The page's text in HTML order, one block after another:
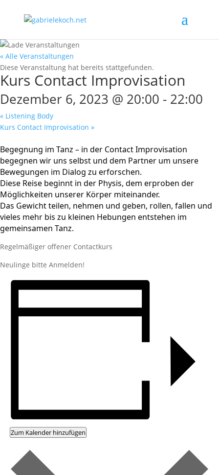
« Alle Veranstaltungen
Diese Veranstaltung hat bereits stattgefunden.
Kurs Contact Improvisation
Dezember 6, 2023 @ 20:00 - 22:00
« Listening Body
Kurs Contact Improvisation »
Begegnung im Tanz – in der Contact Improvisation
begegnen wir uns selbst und dem Partner um unsere
Bewegungen im Dialog zu erforschen.
Diese Reise beginnt in der Physis, dem erproben der
Möglichkeiten unserer Körper miteinander.
Das Gewicht teilen, nehmen und geben, rollen, fallen und
vieles mehr bis zu kleinen Hebungen entstehen im
gemeinsamen Tanz.
Regelmäßiger offener Contactkurs
Neulinge bitte Anmelden!
Zum Kalender hinzufügen